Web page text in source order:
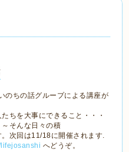
ちの話グループによる講座が
ちを大事にできること・・・
そんな日々の積
次回は11/18に開催されます.
へどうぞ。